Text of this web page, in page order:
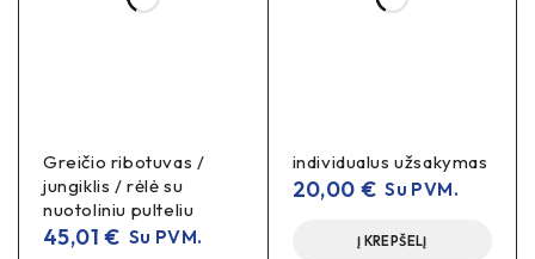
Greičio ribotuvas /
jungiklis / rėlė su
nuotoliniu pulteliu
45,01€ Su PVM.
individualus užsakymas
20,00 € Su PVM.
Į KREPŠELĮ